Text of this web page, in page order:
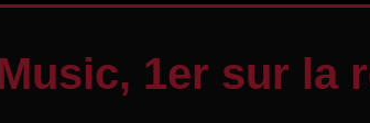
1er sur la